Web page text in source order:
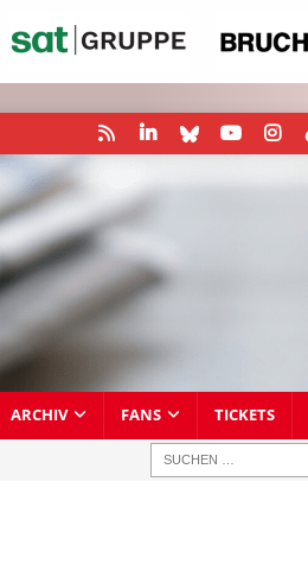
ARCHIV FANS TICKETS